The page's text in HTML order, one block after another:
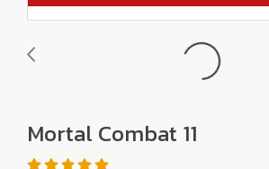
Mortal Combat 11